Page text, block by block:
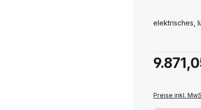
elektrisches,
Regulärer
Preise inkl.